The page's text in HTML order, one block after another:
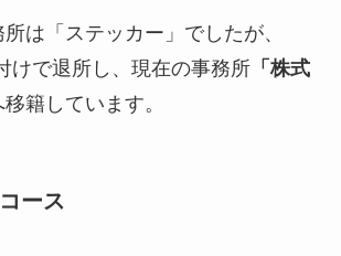
は「ステッカー」でしたが、
けで退所し、現在の事務所「株式
移籍しています。
ース